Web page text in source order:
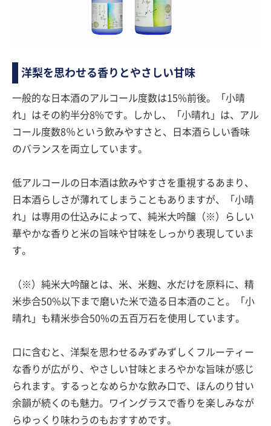
洋梨を思わせる香りとやさしい甘味
一般的な日本酒のアルコール度数は15%前後。「小晴
れ」はその約半分8%です。しかし、「小晴れ」は、アル
コール度数8％という飲みやすさと、日本酒らしい香味
のバランスを両立しています。
低アルコールの日本酒は飲みやすさを重視するあまり、
日本酒らしさが薄れてしまうこともありますが、「小晴
れ」は専用の仕込みによって、純米大吟醸（※）らしい
華やかな香りと米の旨味や甘味をしっかり表現していま
す。
（※）純米大吟醸とは、米、米麹、水だけを原料に、精
米歩合50%以下まで磨いた米で造る日本酒のこと。「小
晴れ」も精米歩合50%の五百万石を使用しています。
口に含むと、洋梨を思わせるみずみずしくフルーティー
な香りが広がり、やさしい甘味とまろやかな旨味が感じ
られます。するっとなめらかな飲み口で、ほんのり甘い
余韻が続くのも魅力。ワイングラスで香りを楽しみなが
らゆっくり味わうのもおすすめです。